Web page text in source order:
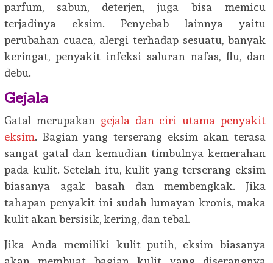
parfum, sabun, deterjen, juga bisa memicu
terjadinya eksim. Penyebab lainnya yaitu
perubahan cuaca, alergi terhadap sesuatu, banyak
keringat, penyakit infeksi saluran nafas, flu, dan
debu.
Gejala
Gatal merupakan gejala dan ciri utama penyakit
eksim. Bagian yang terserang eksim akan terasa
sangat gatal dan kemudian timbulnya kemerahan
pada kulit. Setelah itu, kulit yang terserang eksim
biasanya agak basah dan membengkak. Jika
tahapan penyakit ini sudah lumayan kronis, maka
kulit akan bersisik, kering, dan tebal.
Jika Anda memiliki kulit putih, eksim biasanya